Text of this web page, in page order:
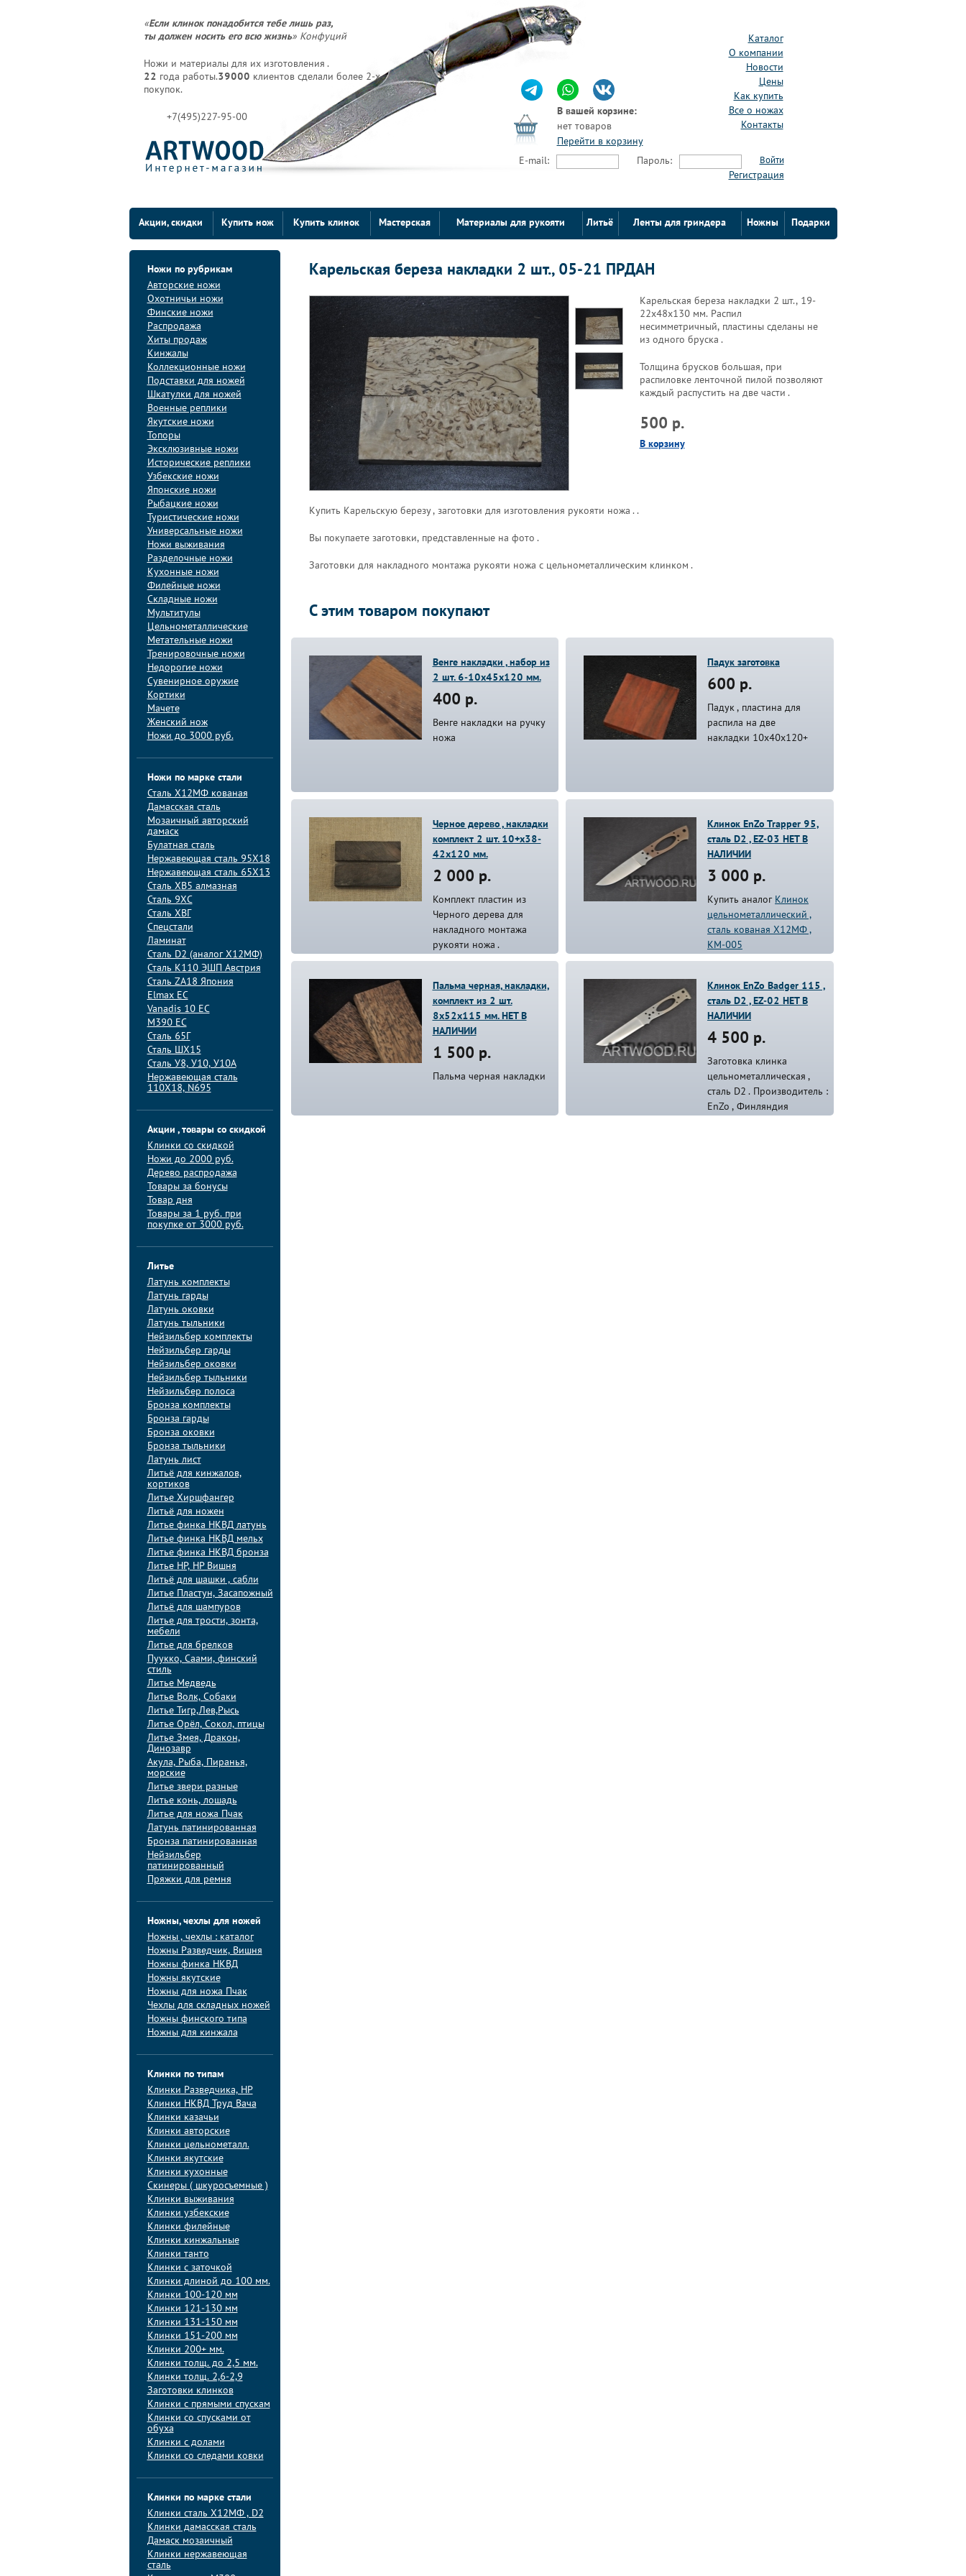
«Если клинок понадобится тебе лишь раз,
ты должен носить его всю жизнь» Конфуций
Ножи и материалы для их изготовления .
22 года работы.39000 клиентов сделали более 2-х
покупок.
+7(495)227-95-00
Каталог
О компании
Новости
Цены
Как купить
Все о ножах
Контакты
В вашей корзине:
нет товаров
Перейти в корзину
E-mail: Пароль: Войти
Регистрация
Акции, скидки Купить нож Купить клинок Мастерская Материалы для рукояти Литьё Ленты для гриндера Ножны Подарки
Ножи по рубрикам
Авторские ножи
Охотничьи ножи
Финские ножи
Распродажа
Хиты продаж
Кинжалы
Коллекционные ножи
Подставки для ножей
Шкатулки для ножей
Военные реплики
Якутские ножи
Топоры
Эксклюзивные ножи
Исторические реплики
Узбекские ножи
Японские ножи
Рыбацкие ножи
Туристические ножи
Универсальные ножи
Ножи выживания
Разделочные ножи
Кухонные ножи
Филейные ножи
Складные ножи
Мультитулы
Цельнометаллические
Метательные ножи
Тренировочные ножи
Недорогие ножи
Сувенирное оружие
Кортики
Мачете
Женский нож
Ножи до 3000 руб.
Ножи по марке стали
Сталь Х12МФ кованая
Дамасская сталь
Мозаичный авторский
дамаск
Булатная сталь
Нержавеющая сталь 95Х18
Нержавеющая сталь 65Х13
Сталь ХВ5 алмазная
Сталь 9ХС
Сталь ХВГ
Спецстали
Ламинат
Сталь D2 (аналог Х12МФ)
Сталь K110 ЭШП Австрия
Сталь ZA18 Япония
Elmax ЕС
Vanadis 10 ЕС
M390 ЕС
Сталь 65Г
Сталь ШХ15
Сталь У8, У10, У10А
Нержавеющая сталь
110Х18, N695
Акции , товары со скидкой
Клинки со скидкой
Ножи до 2000 руб.
Дерево распродажа
Товары за бонусы
Товар дня
Товары за 1 руб. при
покупке от 3000 руб.
Литье
Латунь комплекты
Латунь гарды
Латунь оковки
Латунь тыльники
Нейзильбер комплекты
Нейзильбер гарды
Нейзильбер оковки
Нейзильбер тыльники
Нейзильбер полоса
Бронза комплекты
Бронза гарды
Бронза оковки
Бронза тыльники
Латунь лист
Литьё для кинжалов,
кортиков
Литье Хиршфангер
Литьё для ножен
Литье финка НКВД латунь
Литье финка НКВД мельх
Литье финка НКВД бронза
Литье НР, НР Вишня
Литьё для шашки , сабли
Литье Пластун, Засапожный
Литьё для шампуров
Литье для трости, зонта,
мебели
Литье для брелков
Пуукко, Саами, финский
стиль
Литье Медведь
Литье Волк, Собаки
Литье Тигр,Лев,Рысь
Литье Орёл, Сокол, птицы
Литье Змея, Дракон,
Динозавр
Акула, Рыба, Пиранья,
морские
Литье звери разные
Литье конь, лошадь
Литье для ножа Пчак
Латунь патинированная
Бронза патинированная
Нейзильбер
патинированный
Пряжки для ремня
Ножны, чехлы для ножей
Ножны , чехлы : каталог
Ножны Разведчик, Вишня
Ножны финка НКВД
Ножны якутские
Ножны для ножа Пчак
Чехлы для складных ножей
Ножны финского типа
Ножны для кинжала
Клинки по типам
Клинки Pазведчика, НP
Клинки НКВД Труд Вача
Клинки казачьи
Клинки авторские
Клинки цельнометалл.
Клинки якутские
Клинки кухонные
Скинеры ( шкуросъемные )
Клинки выживания
Клинки узбекские
Клинки филейные
Клинки кинжальные
Клинки танто
Клинки с заточкой
Клинки длиной до 100 мм.
Клинки 100-120 мм
Клинки 121-130 мм
Клинки 131-150 мм
Клинки 151-200 мм
Клинки 200+ мм.
Клинки толщ. до 2,5 мм.
Клинки толщ. 2,6-2,9
Заготовки клинков
Клинки с прямыми спускам
Клинки со спусками от
обуха
Клинки с долами
Клинки со следами ковки
Клинки по марке стали
Клинки сталь Х12МФ , D2
Клинки дамасская сталь
Дамаск мозаичный
Клинки нержавеющая
сталь
Карельская береза накладки 2 шт., 05-21 ПРДАН
Карельская береза накладки 2 шт., 19-
22х48х130 мм. Распил
несимметричный, пластины сделаны не
из одного бруска .
Толщина брусков большая, при
распиловке ленточной пилой позволяют
каждый распустить на две части .
500 р.
В корзину
Купить Карельскую березу , заготовки для изготовления рукояти ножа . .
Вы покупаете заготовки, представленные на фото .
Заготовки для накладного монтажа рукояти ножа с цельнометаллическим клинком .
С этим товаром покупают
Венге накладки , набор из
2 шт. 6-10х45х120 мм.
400 р.
Венге накладки на ручку
ножа
Падук заготовка
600 р.
Падук , пластина для
распила на две
накладки 10х40х120+
Черное дерево , накладки
комплект 2 шт. 10+х38-
42х120 мм.
2 000 р.
Комплект пластин из
Черного дерева для
накладного монтажа
рукояти ножа .
Клинок EnZo Trapper 95,
сталь D2 , EZ-03 НЕТ В
НАЛИЧИИ
3 000 р.
Купить аналог Клинок
цельнометаллический ,
сталь кованая Х12МФ ,
КМ-005
Пальма черная, накладки,
комплект из 2 шт.
8х52х115 мм. НЕТ В
НАЛИЧИИ
1 500 р.
Пальма черная накладки
Клинок EnZo Badger 115 ,
сталь D2 , EZ-02 НЕТ В
НАЛИЧИИ
4 500 р.
Заготовка клинка
цельнометаллическая ,
сталь D2 . Производитель :
EnZo , Финляндия